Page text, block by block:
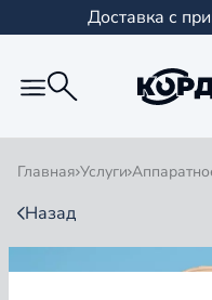
Доставка с
Главная Услуги
Назад